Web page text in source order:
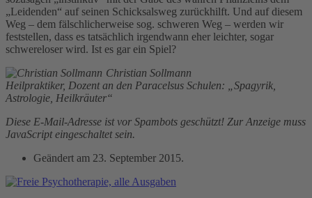
„Leidenden“ auf seinen Schicksalsweg zurückhilft. Und auf diesem
Weg – dem fälschlicherweise sog. schweren Weg – werden wir
feststellen, dass es tatsächlich irgendwann eher leichter, sogar
schwereloser wird. Ist es gar ein Spiel?
Christian Sollmann
Heilpraktiker, Dozent an den Paracelsus Schulen: „Spagyrik,
Astrologie, Heilkräuter“
Diese E-Mail-Adresse ist vor Spambots geschützt! Zur Anzeige muss
JavaScript eingeschaltet sein.
Geändert am 23. September 2015.